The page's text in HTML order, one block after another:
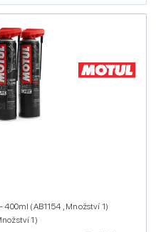
(AB1154 , Množství 1)
1)